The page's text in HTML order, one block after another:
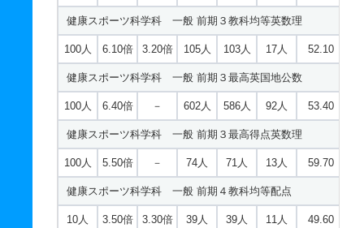
健康スポーツ科学科 一般 前期３教科均等英数理
100人 6.10倍 3.20倍 105人 103人 17人 52.10
健康スポーツ科学科 一般 前期３最高英国地公数
100人 6.40倍 － 602人 586人 92人 53.40
健康スポーツ科学科 一般 前期３最高得点英数理
100人 5.50倍 － 74人 71人 13人 59.70
健康スポーツ科学科 一般 前期４教科均等配点
10人 3.50倍 3.30倍 39人 39人 11人 49.60